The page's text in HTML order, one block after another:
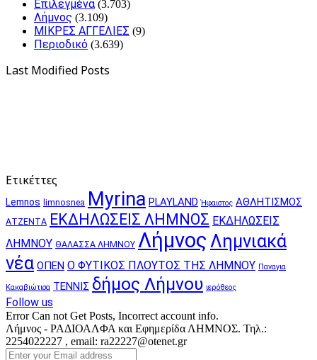
Επιλεγμένα (3.703)
Λήμνος (3.109)
ΜΙΚΡΕΣ ΑΓΓΕΛΙΕΣ (9)
Περιοδικό (3.639)
Last Modified Posts
Ετικέττες
Lemnos limnosnea Myrina PLAYLAND Ήφαιστος ΑΘΛΗΤΙΣΜΟΣ
ΑΤΖΕΝΤΑ ΕΚΔΗΛΩΣΕΙΣ ΛΗΜΝΟΣ ΕΚΔΗΛΩΣΕΙΣ
ΛΗΜΝΟΥ ΘΑΛΑΣΣΑ ΛΗΜΝΟΥ Λήμνος Λημνιακά
νέα ΟΠΕΝ Ο ΦΥΤΙΚΟΣ ΠΛΟΥΤΟΣ ΤΗΣ ΛΗΜΝΟΥ Παναγια
Κακαβιώτισα ΤΕΝΝΙΣ δήμος Λήμνου ιερόθεος
Follow us
Error Can not Get Posts, Incorrect account info.
Λήμνος - ΡΑΔΙΟΑΛΦΑ και Εφημερίδα ΛΗΜΝΟΣ. Τηλ.:
2254022227 , email: ra22227@otenet.gr
Enter